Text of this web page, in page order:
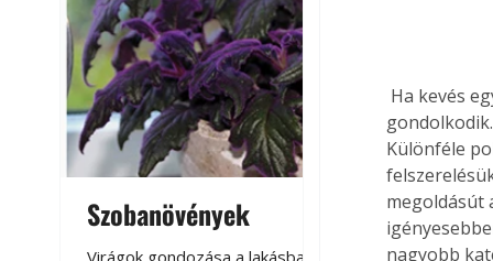
Szobanövények
Virágoskert:
teraszon,
Különféle
megoldásút
nagyobb